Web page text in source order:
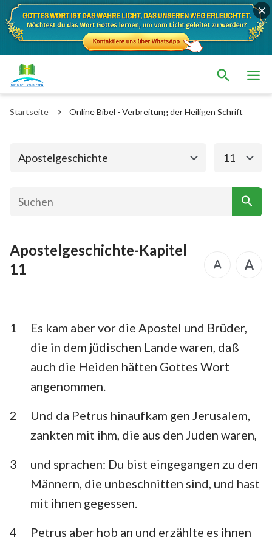
Startseite Online Bibel - Verbreitung der Heiligen Schrift
Apostelgeschichte
Das alte Testament Das neue Testament
Matthäus Markus
Apostelgeschichte
Galater
1. Thessalonicher 2. Thessalonicher
1. Petrus 2. Petrus
1. Johannes
3. Johannes Judas
11
Apostelgeschichte-Kapitel
11
1
Es kam aber vor die Apostel und Brüder,
die in dem jüdischen Lande waren, daß
auch die Heiden hätten Gottes Wort
angenommen.
2
Und da Petrus hinaufkam gen Jerusalem,
zankten mit ihm, die aus den Juden waren,
3
und sprachen: Du bist eingegangen zu den
Männern, die unbeschnitten sind, und hast
mit ihnen gegessen.
4
Petrus aber hob an und erzählte es ihnen